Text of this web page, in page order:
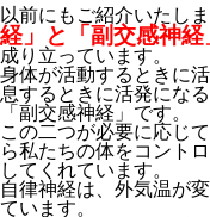
以前にもご紹介いたしま
経」と「副交感神経
成り立っています。
身体が活動するときに
息するときに活発にな
「副交感神経」です。
この二つが必要に応じ
ら私たちの体をコント
してくれています。
自律神経は、外気温が
ています。